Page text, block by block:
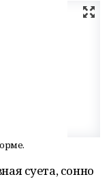
суета, сонно